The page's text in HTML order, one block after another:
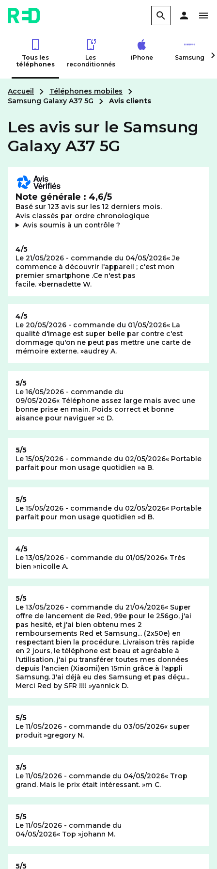
Tous les
téléphones
Les
reconditionnés
iPhone Samsung
Accueil
Téléphones mobiles
Samsung Galaxy A37 5G
Avis clients
Les avis sur le Samsung
Galaxy A37 5G
Note générale : 4,6/5
Basé sur 123 avis sur les 12 derniers mois.
Avis classés par ordre chronologique
Avis soumis à un contrôle ?: plus d'informations
Note de
4/5
Le 21/05/2026 - commande du 04/05/2026 Je
commence à découvrir l'appareil ; c'est mon
premier smartphone .Ce n'est pas
facile.
bernadette W.
Note de
4/5
Le 20/05/2026 - commande du 01/05/2026
La
qualité d'image est super belle par contre c'est
dommage qu'on ne peut pas mettre une carte de
mémoire externe.
audrey A.
Note de
5/5
Le 16/05/2026 - commande du
09/05/2026
Téléphone assez large mais avec une
bonne prise en main. Poids correct et bonne
aisance pour naviguer
c D.
Note de
5/5
Le 15/05/2026 - commande du 02/05/2026
Portable
parfait pour mon usage quotidien
a B.
Note de
5/5
Le 15/05/2026 - commande du 02/05/2026
Portable
parfait pour mon usage quotidien
d B.
Note de
4/5
Le 13/05/2026 - commande du 01/05/2026
Très
bien
nicolle A.
Note de
5/5
Le 13/05/2026 - commande du 21/04/2026
Super
offre de lancement de Red, 99e pour le 256go, j'ai
pas hesité, et j'ai bien obtenu mes 2
remboursements Red et Samsung... (2x50e) en
respectant bien la procédure. Livraison très rapide
en 2 jours, le téléphone est beau et agréable à
l'utilisation, j'ai pu transférer toutes mes données
depuis l'ancien (Xiaomi)en 15min grâce à l'appli
Samsung. J'ai déjà eu des Samsung et pas déçu...
Merci Red by SFR !!!!
yannick D.
Note de
5/5
Le 11/05/2026 - commande du 03/05/2026
super
produit
gregory N.
Note de
3/5
Le 11/05/2026 - commande du 04/05/2026
Trop
grand. Mais le prix était intéressant.
m C.
Note de
5/5
Le 11/05/2026 - commande du
04/05/2026
Top johann M.
Note de
5/5